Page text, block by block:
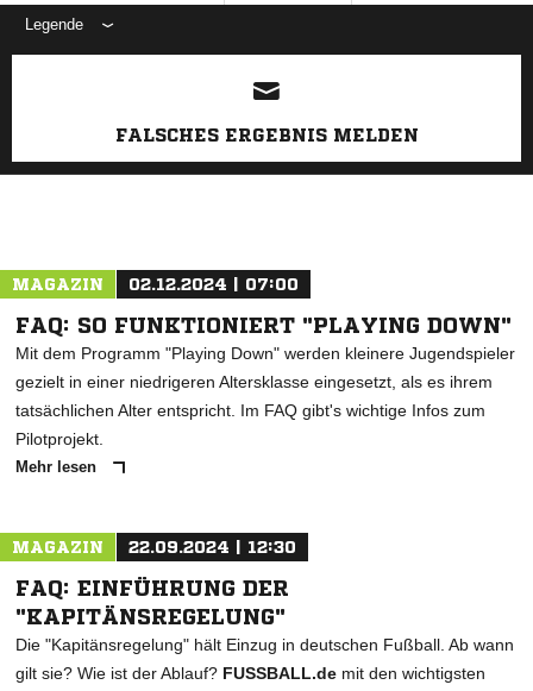
Legende
ANZEIGE
FALSCHES ERGEBNIS MELDEN
MAGAZIN 02.12.2024 | 07:00
FAQ: SO FUNKTIONIERT "PLAYING DOWN"
Mit dem Programm "Playing Down" werden kleinere Jugendspieler
gezielt in einer niedrigeren Altersklasse eingesetzt, als es ihrem
tatsächlichen Alter entspricht. Im FAQ gibt's wichtige Infos zum
Pilotprojekt.
Mehr lesen
MAGAZIN 22.09.2024 | 12:30
FAQ: EINFÜHRUNG DER
"KAPITÄNSREGELUNG"
Die "Kapitänsregelung" hält Einzug in deutschen Fußball. Ab wann
gilt sie? Wie ist der Ablauf? FUSSBALL.de mit den wichtigsten